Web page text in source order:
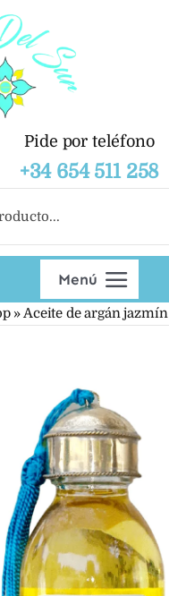
Pide por teléfono
+34 654 511 258
Menú
»Aceite de argán jazmín